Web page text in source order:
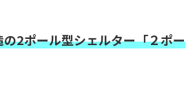
2ポール型シェルター「２ポー